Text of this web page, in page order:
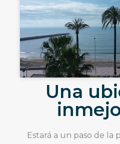
Una
Estará a un paso de la